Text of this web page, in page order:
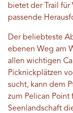
bietet der Trail für
passende
Der beliebteste
ebenen Weg am
allen wichtigen
Picknickplätzen
sucht, kann dem
zum Pelican
Seenlandschaft